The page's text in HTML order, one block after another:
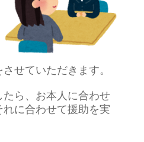
せていただきます。
ら、お本人に合わせ
に合わせて援助を実